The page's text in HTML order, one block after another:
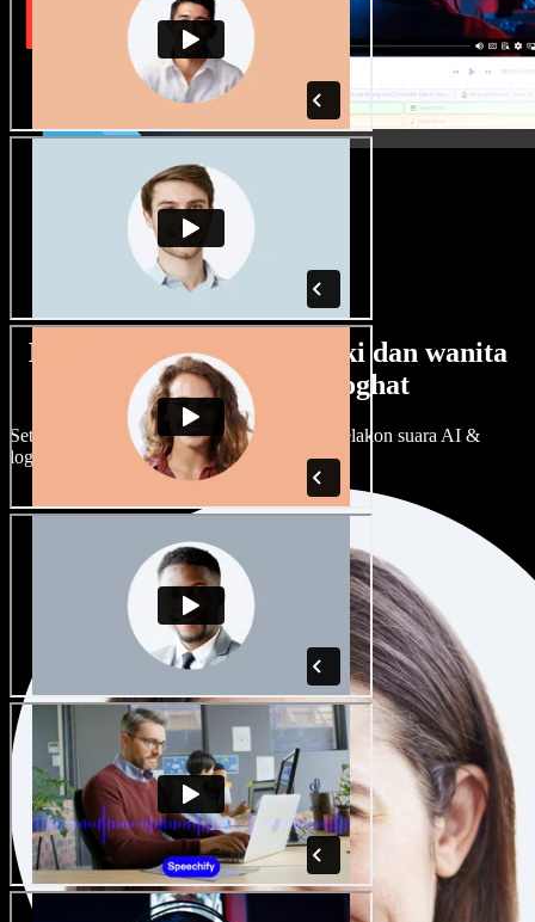
Banyak pilihan suara lelaki dan wanita
dengan pelbagai loghat
Setiap projek boleh jadi unik. Pilih ratusan pelakon suara AI &
loghat, laraskan ikut cita rasa anda.